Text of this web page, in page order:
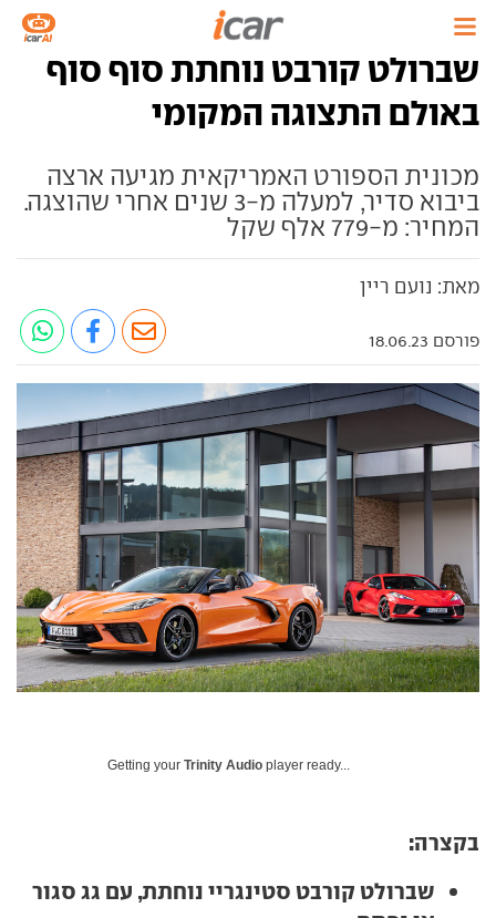
שברולט קורבט נוחתת סוף סוף
באולם התצוגה המקומי
מכונית הספורט האמריקאית מגיעה ארצה
ביבוא סדיר, למעלה מ-3 שנים אחרי שהוצגה.
המחיר: מ-779 אלף שקל
מאת: נועם ריין
פורסם 18.06.23
Getting your Trinity Audio player ready...
בקצרה:
שברולט קורבט סטינגריי נוחתת, עם גג סגור